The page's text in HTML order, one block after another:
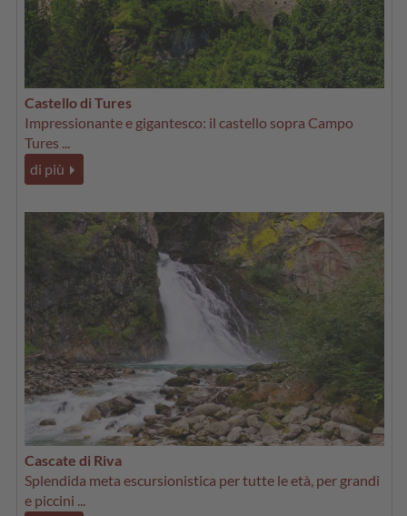
Castello di Tures
Impressionante e gigantesco: il castello sopra Campo
Tures ...
di più
Cascate di Riva
Splendida meta escursionistica per tutte le età, per grandi
e piccini ...